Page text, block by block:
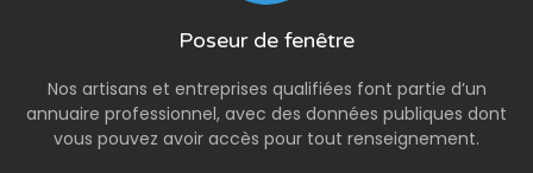
Poseur de fenêtre
Nos artisans et entreprises qualifiées font partie d’un
annuaire professionnel, avec des données publiques dont
vous pouvez avoir accès pour tout renseignement.